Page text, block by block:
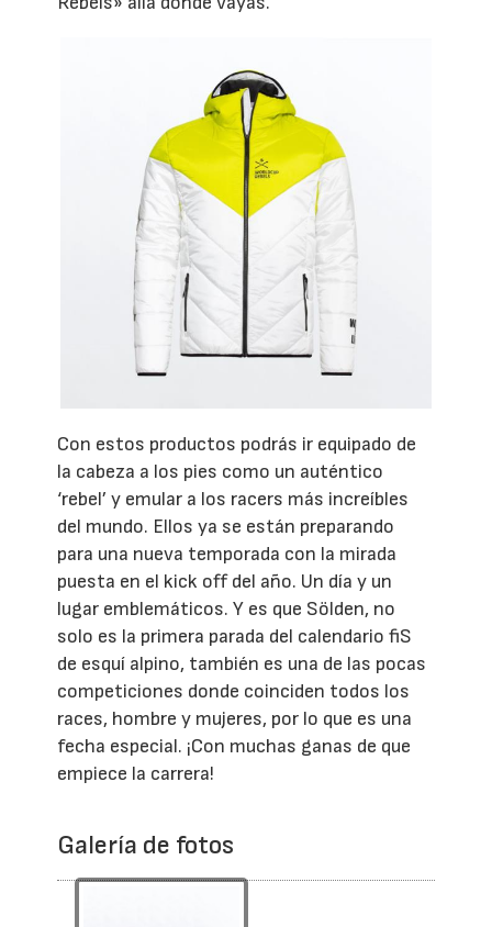
Con estos productos podrás ir equipado de
la cabeza a los pies como un auténtico
‘rebel’ y emular a los racers más increíbles
del mundo. Ellos ya se están preparando
para una nueva temporada con la mirada
puesta en el kick off del año. Un día y un
lugar emblemáticos. Y es que Sölden, no
solo es la primera parada del calendario fiS
de esquí alpino, también es una de las pocas
competiciones donde coinciden todos los
races, hombre y mujeres, por lo que es una
fecha especial. ¡Con muchas ganas de que
empiece la carrera!
Galería de fotos